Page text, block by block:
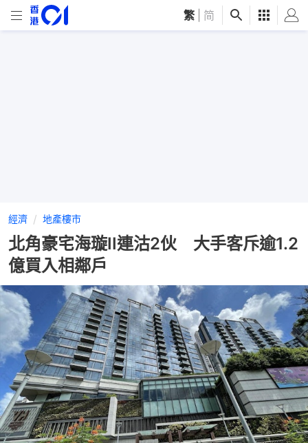
繁 简
經濟 地產樓市
北角豪宅海璇II連沽2伙 大手客斥逾1.2
億買入相鄰戶